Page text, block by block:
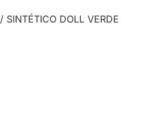
/ SINTÉTICO DOLL VERDE